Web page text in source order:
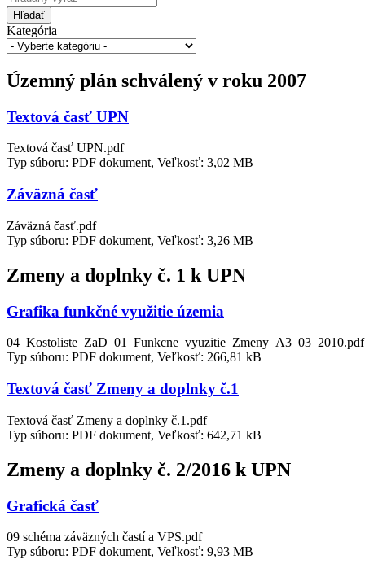
Hľadať
Kategória
Územný plán schválený v roku 2007
Textová časť UPN
Textová časť UPN.pdf
Typ súboru: PDF dokument, Veľkosť: 3,02 MB
Záväzná časť
Záväzná časť.pdf
Typ súboru: PDF dokument, Veľkosť: 3,26 MB
Zmeny a doplnky č. 1 k UPN
Grafika funkčné využitie územia
04_Kostoliste_ZaD_01_Funkcne_vyuzitie_Zmeny_A3_03_2010.pdf
Typ súboru: PDF dokument, Veľkosť: 266,81 kB
Textová časť Zmeny a doplnky č.1
Textová časť Zmeny a doplnky č.1.pdf
Typ súboru: PDF dokument, Veľkosť: 642,71 kB
Zmeny a doplnky č. 2/2016 k UPN
Grafická časť
09 schéma záväzných častí a VPS.pdf
Typ súboru: PDF dokument, Veľkosť: 9,93 MB